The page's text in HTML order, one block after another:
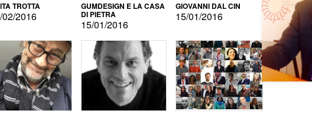
TROTTA
02/2016
GUMDESIGN E LA CASA
DI PIETRA
15/01/2016
GIOVANNI DAL CIN
15/01/2016